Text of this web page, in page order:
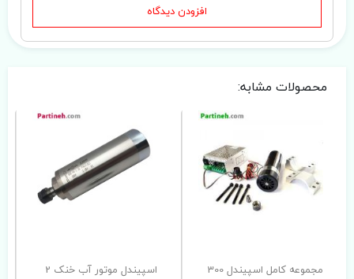
افزودن دیدگاه
محصولات مشابه:
مجموعه کامل اسپیندل 300
اسپیندل موتور آب خنک 2